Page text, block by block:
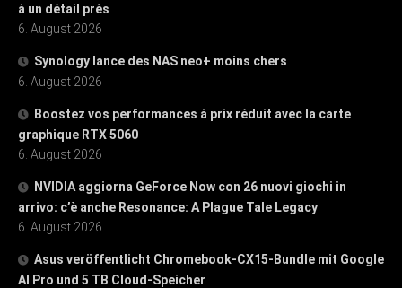
à un détail près
6. August 2026
Synology lance des NAS neo+ moins chers
6. August 2026
Boostez vos performances à prix réduit avec la carte
graphique RTX 5060
6. August 2026
NVIDIA aggiorna GeForce Now con 26 nuovi giochi in
arrivo: c’è anche Resonance: A Plague Tale Legacy
6. August 2026
Asus veröffentlicht Chromebook-CX15-Bundle mit Google
AI Pro und 5 TB Cloud-Speicher